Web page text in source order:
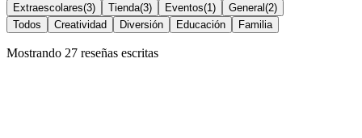
Extraescolares(3) Tienda(3) Eventos(1 ) General (2)
Todos
Creatividad Diversión Educación Familia
Mostrando 27 reseñas escritas